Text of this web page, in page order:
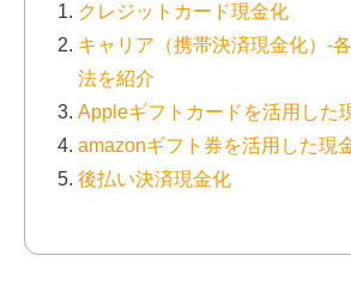
クレジットカード現金化
キャリア（携帯決済現金化）-
法を紹介
Appleギフトカードを活用した
amazonギフト券を活用した現
後払い決済現金化